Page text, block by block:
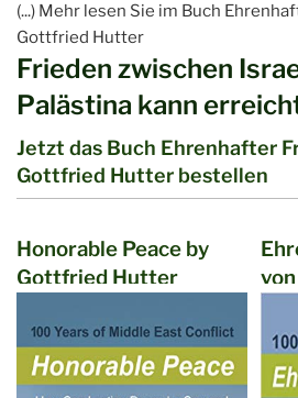
(...) Mehr lesen Sie im Buch
Gottfried Hutter
Frieden zwischen
Palästina kann
Jetzt das Buch Ehrenhafter
Gottfried Hutter bestellen
Honorable Peace by
Gottfried Hutter